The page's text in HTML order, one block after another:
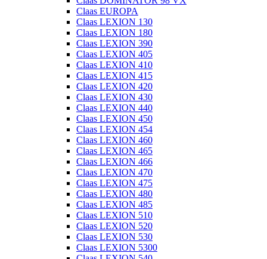
Claas EUROPA
Claas LEXION 130
Claas LEXION 180
Claas LEXION 390
Claas LEXION 405
Claas LEXION 410
Claas LEXION 415
Claas LEXION 420
Claas LEXION 430
Claas LEXION 440
Claas LEXION 450
Claas LEXION 454
Claas LEXION 460
Claas LEXION 465
Claas LEXION 466
Claas LEXION 470
Claas LEXION 475
Claas LEXION 480
Claas LEXION 485
Claas LEXION 510
Claas LEXION 520
Claas LEXION 530
Claas LEXION 5300